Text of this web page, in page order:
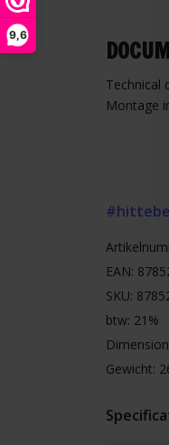
9,6
Technical
Montage
EAN:
SKU:
btw: 21%
Gewicht: